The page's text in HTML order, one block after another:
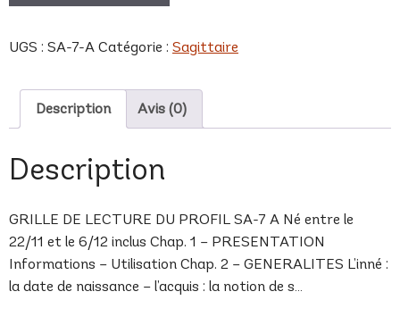
7UGS : SA-7-A Catégorie : Sagittaire
Description Avis (0)
Description
GRILLE DE LECTURE DU PROFIL SA-7 A Né entre le
22/11 et le 6/12 inclus Chap. 1 – PRESENTATION
Informations – Utilisation Chap. 2 – GENERALITES L’inné :
la date de naissance – l’acquis : la notion de s…